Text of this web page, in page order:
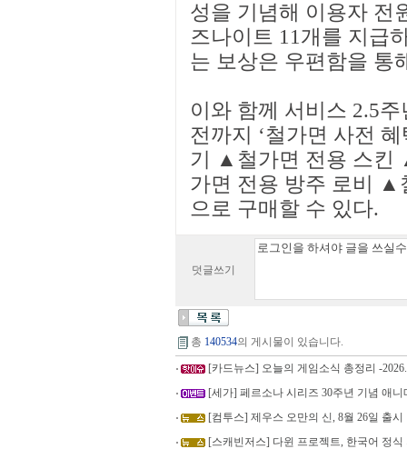
성을 기념해 이용자 전
즈나이트 11개를 지급
는 보상은 우편함을 통
이와 함께 서비스 2.5
전까지 ‘철가면 사전
기 ▲철가면 전용 스킨
가면 전용 방주 로비 ▲
으로 구매할 수 있다.
덧글쓰기
총 140534의 게시물이 있습니다.
[카드뉴스] 오늘의 게임소식 총정리 -
[세가] 페르소나 시리즈 30주년 기념 애
[컴투스] 제우스 오만의 신, 8월 26일 출시
[스캐빈저스] 다윈 프로젝트, 한국어 정식